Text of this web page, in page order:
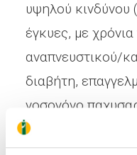
υψηλού κινδύνου
έγκυες, με
αναπνευστικού/
διαβήτη,
νοσογόνο
τετραδύναμα